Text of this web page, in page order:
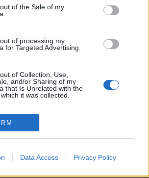
of the Sale of my
of processing my
for Targeted Advertising.
of Collection, Use,
and/or Sharing of my
that Is Unrelated with the
it was collected.
Data Access Privacy Policy
προάγοντας την αξία της
στην κοινότητα. «Κάθε
προσωπικό του Κ.Υ Τρίπολης
την 3ήμερη εθελοντική